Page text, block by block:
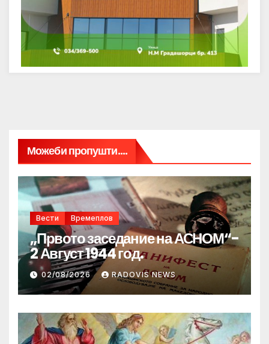
Можеби пропушти....
Вести Времеплов
„Првото заседание на АСНОМ“-
2 Август 1944 год.
02/08/2026 RADOVIS NEWS